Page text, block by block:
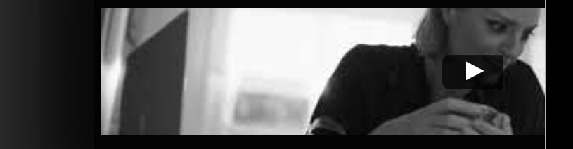
A Bird Flew In Video de la película A Bird Flew In